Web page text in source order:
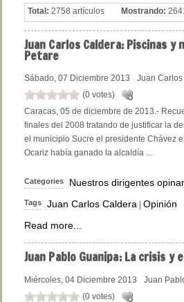
Total: 2758 artículos Mostrando:
Juan Carlos Caldera: Piscinas y
Petare
Sábado, 07 Diciembre 2013
Juan
(0 votes)
Caracas, 05 de diciembre de 2013.-
finales del 2008 tratando de justificar la
el municipio Sucre el presidente Chávez
Ocariz había ganado la alcaldía ...
Categories Nuestros dirigentes
Tags Juan Carlos Caldera Opinión
Read more...
Juan Pablo Guanipa: La crisis y
Miércoles, 04 Diciembre 2013
Juan
(0 votes)